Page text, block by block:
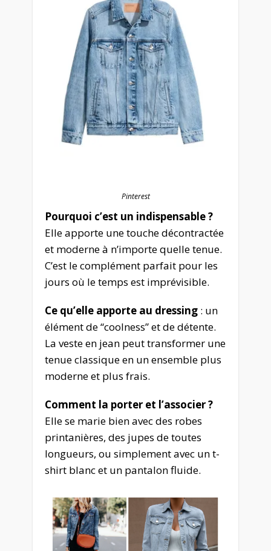
Pinterest
Pourquoi c’est un indispensable ?
Elle apporte une touche décontractée
et moderne à n’importe quelle tenue.
C’est le complément parfait pour les
jours où le temps est imprévisible.
Ce qu’elle apporte au dressing : un
élément de “coolness” et de détente.
La veste en jean peut transformer une
tenue classique en un ensemble plus
moderne et plus frais.
Comment la porter et l’associer ?
Elle se marie bien avec des robes
printanières, des jupes de toutes
longueurs, ou simplement avec un t-
shirt blanc et un pantalon fluide.